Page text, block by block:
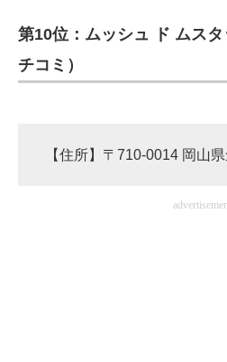
第10位：ムッシュ ド ムス
チコミ）
【住所】〒710-0014 岡山